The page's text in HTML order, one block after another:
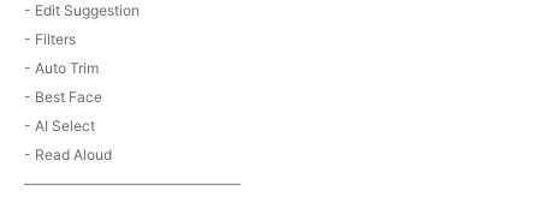
- Edit Suggestion
- Filters
- Auto Trim
- Best Face
- AI Select
- Read Aloud
———————————————